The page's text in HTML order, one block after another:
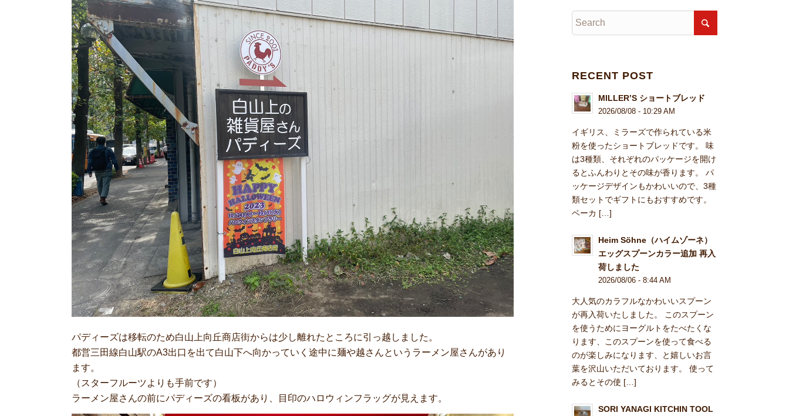
パディーズは移転のため白山上向丘商店街からは少し離れたところに引っ越しました。
都営三田線白山駅のA3出口を出て白山下へ向かっていく途中に麺や越さんというラーメン屋さんがあり
ます。
（スターフルーツよりも手前です）
ラーメン屋さんの前にパディーズの看板があり、目印のハロウィンフラッグが見えます。
RECENT POST
MILLER’S ショートブレッド
2026/08/08 - 10:29 AM
イギリス、ミラーズで作られている米
粉を使ったショートブレッドです。 味
は3種類、それぞれのパッケージを開け
るとふんわりとその味が香ります。 パ
ッケージデザインもかわいいので、3種
類セットでギフトにもおすすめです。
ベーカ […]
Heim Söhne（ハイムゾーネ）
エッグスプーンカラー追加 再入
荷しました
2026/08/06 - 8:44 AM
大人気のカラフルなかわいいスプーン
が再入荷いたしました。 このスプーン
を使うためにヨーグルトをたべたくな
ります、このスプーンを使って食べる
のが楽しみになります、と嬉しいお言
葉を沢山いただいております。 使って
みるとその使 […]
SORI YANAGI KITCHIN TOOL